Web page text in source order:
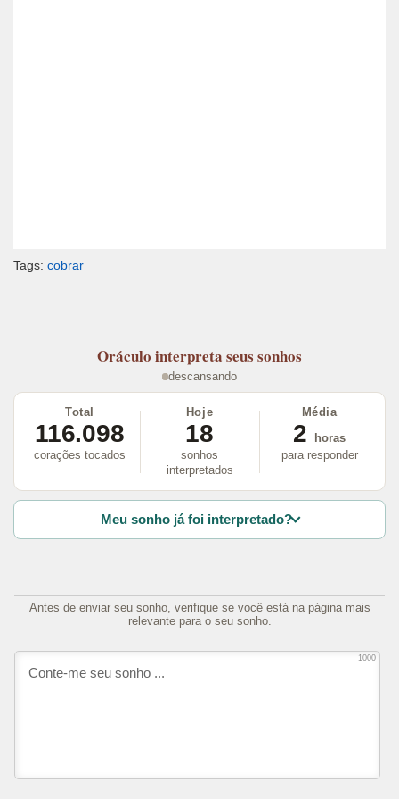
Tags: cobrar
Oráculo interpreta seus sonhos
descansando
Total
116.098
corações tocados
Hoje
18
sonhos
interpretados
Média
2
horas
para responder
Meu sonho já foi interpretado?
Antes de enviar seu sonho, verifique se você está na página mais
relevante para o seu sonho.
1000